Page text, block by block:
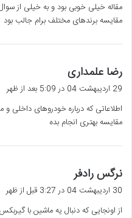
:
مقاله خیلی خوبی بود و به خیلی از
مقایسه برندهای مختلف برام جالب بود
رضا علمداری
:
29 اردیبهشت 04 در 5:09 بعد از ظهر
اطلاعاتی که درباره خودروهای داخلی و
مقایسه بهتری انجام بده
نرگس رادفر
ف
:
30 اردیبهشت 04 در 3:27 قبل از ظهر
از اونجایی که دنبال یه ماشین با